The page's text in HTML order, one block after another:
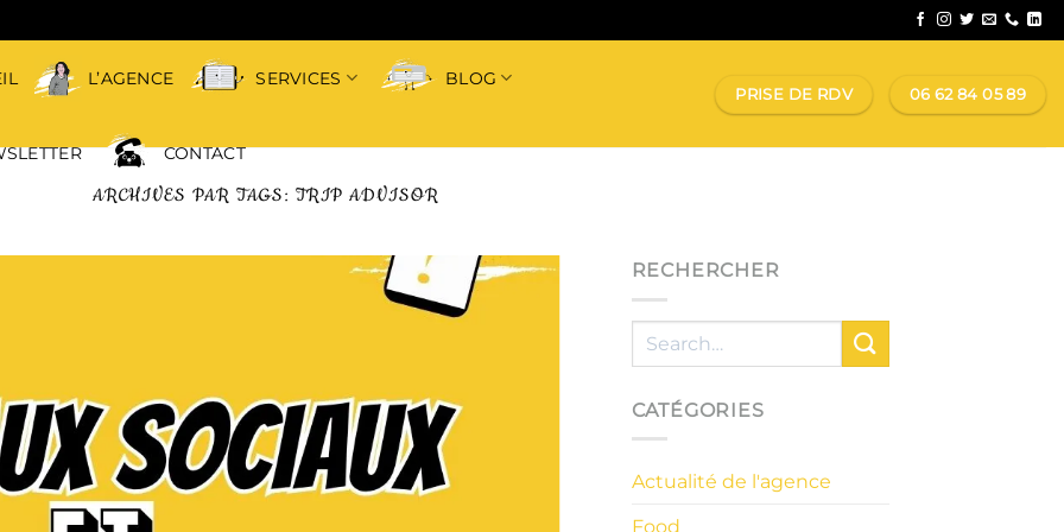
L’AGENCE SERVICES BLOG
CONTACT
PRISE DE RDV 06 62 84 05 89
ARCHIVES PAR TAGS: TRIP ADVISOR
RECHERCHER
CATÉGORIES
Actualité de l'agence
Food